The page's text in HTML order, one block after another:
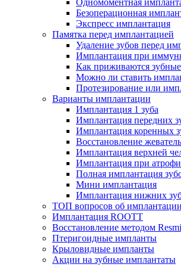
Одномоментная
Безоперационная
Экспресс имплантация
Памятка перед имплантацией
Удаление зубов перед
Имплантация при
Как приживаются
Можно ли ставить
Протезирование или
Варианты имплантации
Имплантация 1 зуба
Имплантация передних
Имплантация коренных
Восстановление
Имплантация верхней
Имплантация при
Полная имплантация
Мини имплантация
Имплантация нижних
ТОП вопросов об имплантации
Имплантация ROOTT
Восстановление методом
Птеригоидные импланты
Крыловидные импланты
Акции на зубные имплантаты